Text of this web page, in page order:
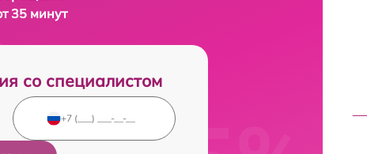
35 минут
со специалистом